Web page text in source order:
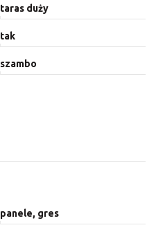
taras duży
tak
szambo
panele, gres